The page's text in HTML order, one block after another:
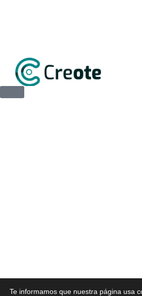
Te informamos que nuestra página usa